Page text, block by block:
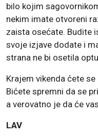
bilo kojim
nekim imate otvoreni
zaista osećate. Budite
svoje izjave dodate i
strana ne bi osetila
Krajem vikenda ćete
Bićete spremni da se
a verovatno je da će
LAV